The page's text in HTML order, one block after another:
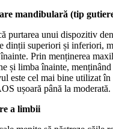
mandibulară (tip
purtarea unui dispozitiv
dinții superiori și inferiori,
Prin menținerea
și limba înainte, menținând
este cel mai bine utilizat în
ușoară până la moderată.
a limbii